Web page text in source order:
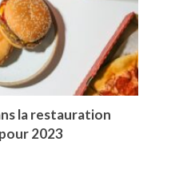
la restauration
2023